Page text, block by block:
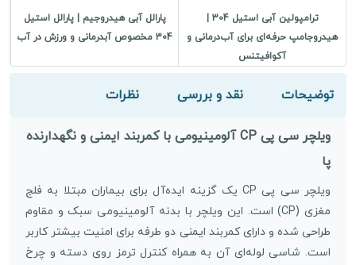
هیدروجامپ حرفه‌ای برای آب‌درمانی و
آکوافیتنس
پارالل آبی هیدروجیم | پارالل استیل
304 مخصوص آبدرمانی و ورزش در آب
توضیحات نقد و بررسی نظرات
ویلچر سی پی CP آلومینیومی با کمربند ایمنی و نگهدارنده
پا
ویلچر سی پی CP یک گزینه ایده‌آل برای بیماران مبتلا به فلج
مغزی (CP) است. این ویلچر با بدنه آلومینیومی سبک و مقاوم
طراحی شده و دارای کمربند ایمنی دو طرفه برای امنیت بیشتر کاربر
است. شاسی لوله‌ای آن به همراه کنترل ترمز روی دسته و چرخ